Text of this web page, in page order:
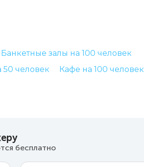
Банкетные залы на 100 человек
50 человек
Кафе на 100 человек
бесплатно